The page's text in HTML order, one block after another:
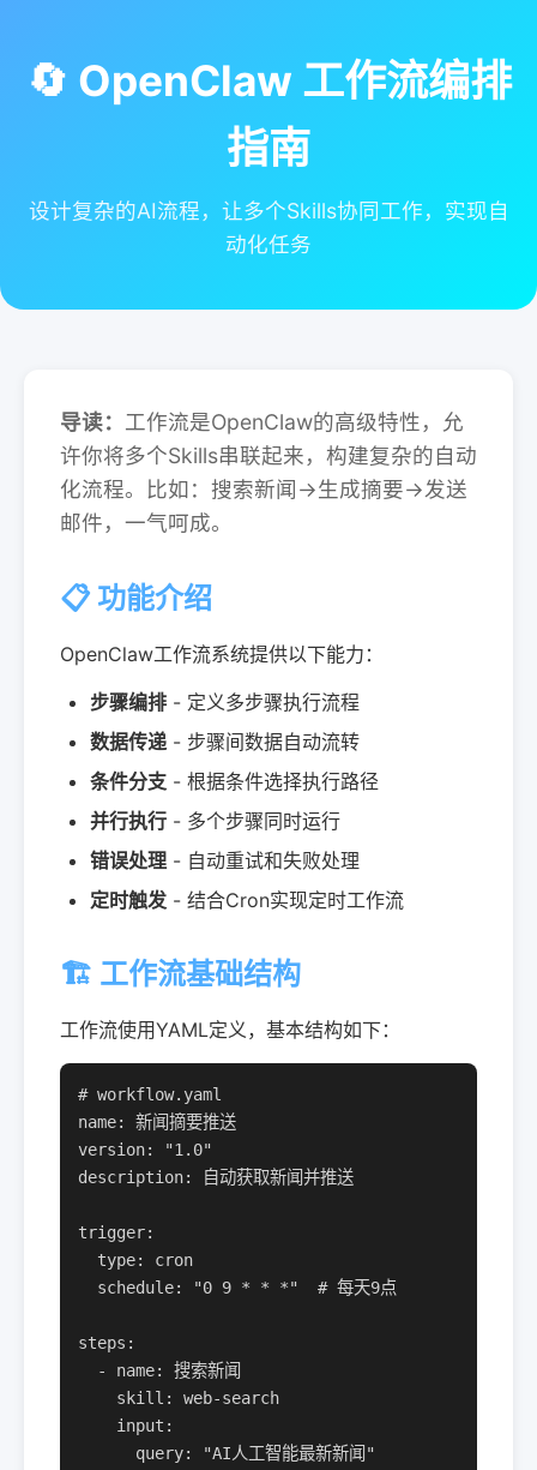
🔄 OpenClaw 工作流编排
指南
设计复杂的AI流程，让多个Skills协同工作，实现自
动化任务
导读： 工作流是OpenClaw的高级特性，允
许你将多个Skills串联起来，构建复杂的自动
化流程。比如：搜索新闻→生成摘要→发送
邮件，一气呵成。
📋 功能介绍
OpenClaw工作流系统提供以下能力：
步骤编排 - 定义多步骤执行流程
数据传递- 步骤间数据自动流转
条件分支 - 根据条件选择执行路径
并行执行 - 多个步骤同时运行
错误处理 - 自动重试和失败处理
定时触发 - 结合Cron实现定时工作流
🏗️ 工作流基础结构
工作流使用YAML定义，基本结构如下：
# workflow.yaml
name: 新闻摘要推送
version: "1.0"
description: 自动获取新闻并推送
trigger:
  type: cron
  schedule: "0 9 * * *"  # 每天9点
steps:
  - name: 搜索新闻
    skill: web-search
    input:
      query: "AI人工智能最新新闻"